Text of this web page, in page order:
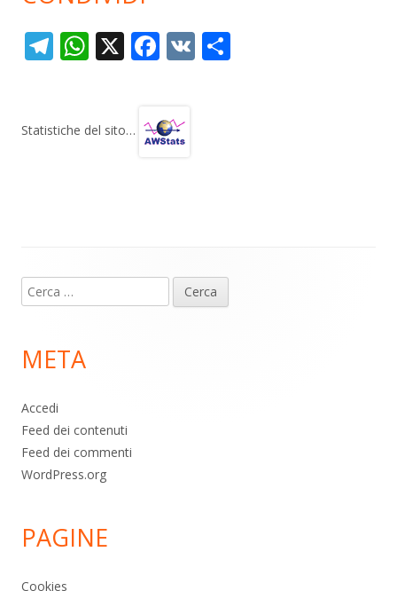
T
gr
W
s
X F
b
V
Statistiche del sito…
piè
pagina
Ricerca
per:
META
Accedi
Feed dei contenuti
Feed dei commenti
WordPress.org
PAGINE
Cookies